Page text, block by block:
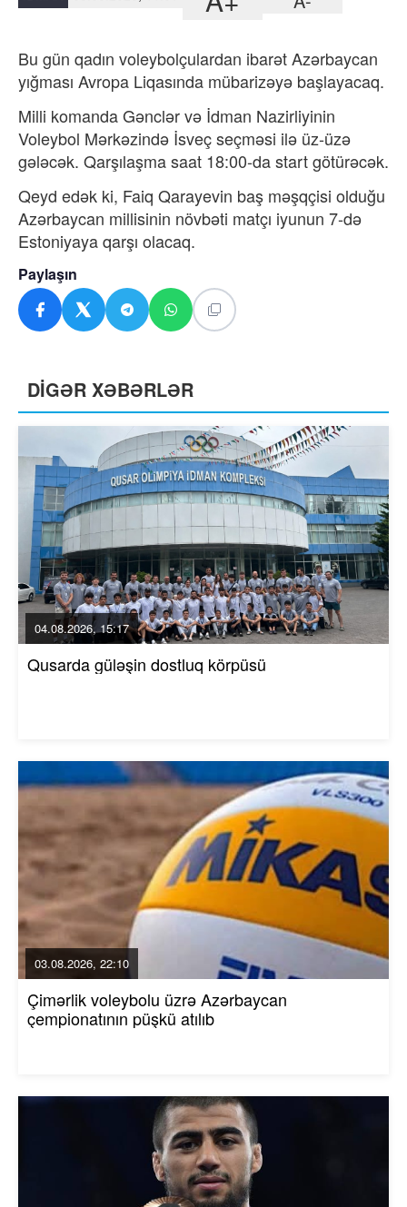
Bu gün qadın voleybolçulardan ibarət Azərbaycan
yığması Avropa Liqasında mübarizəyə başlayacaq.
Milli komanda Gənclər və İdman Nazirliyinin
Voleybol Mərkəzində İsveç seçməsi ilə üz-üzə
gələcək. Qarşılaşma saat 18:00-da start götürəcək.
Qeyd edək ki, Faiq Qarayevin baş məşqçisi olduğu
Azərbaycan millisinin növbəti matçı iyunun 7-də
Estoniyaya qarşı olacaq.
Paylaşın
DİGƏR XƏBƏRLƏR
04.08.2026, 15:17
Qusarda güləşin dostluq körpüsü
03.08.2026, 22:10
Çimərlik voleybolu üzrə Azərbaycan
çempionatının püşkü atılıb